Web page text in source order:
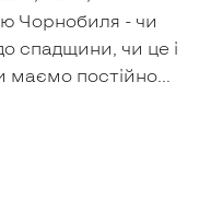
Чорнобиля - чи
спадщини, чи це і
постійно…